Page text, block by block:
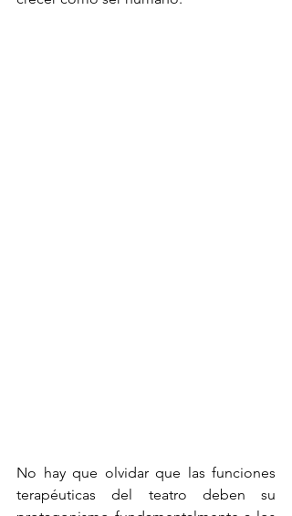
No hay que olvidar que las funciones
terapéuticas del teatro deben su